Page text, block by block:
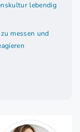
lebendig
messen und